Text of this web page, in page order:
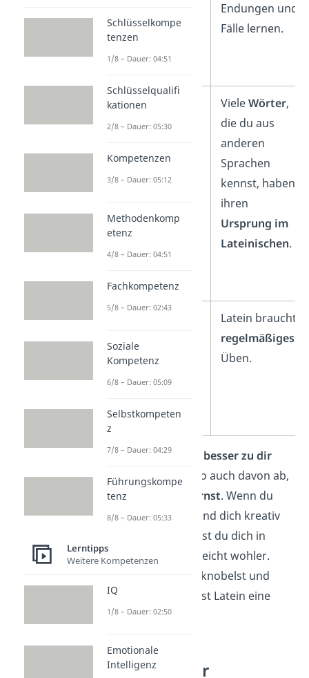
Regeln und
Endungen und
Fälle lernen.
Durch
Französisch
später auch
Sprachen
Portugiesisch
leichter.
VieleWörter,
die du aus
anderen
Sprachen
kennst, haben
ihren
Ursprung im
Lateinischen.
auch mit
einer
verbinden.
Latein braucht
regelmäßiges
Üben.
Welche Sprache besser zu dir
passt
, hängt also auch davon ab,
wie du gerne lernst. Wenn du
gerne sprichst und dich kreativ
ausdrückst, fühlst du dich in
Französisch vielleicht wohler.
Wenn du gerne knobelst und
logisch denkst, ist Latein eine
gute Wahl.
Latein oder
Schlüsselkompe
tenzen
1/8 – Dauer: 04:51
Schlüsselqualifi
kationen
2/8 – Dauer: 05:30
Kompetenzen
3/8 – Dauer: 05:12
Methodenkomp
etenz
4/8 – Dauer: 04:51
Fachkompetenz
5/8 – Dauer: 02:43
Soziale
Kompetenz
6/8 – Dauer: 05:09
Selbstkompeten
z
7/8 – Dauer: 04:29
Führungskompe
tenz
8/8 – Dauer: 05:33
Lerntipps
Weitere Kompetenzen
IQ
1/8 – Dauer: 02:50
Emotionale
Intelligenz